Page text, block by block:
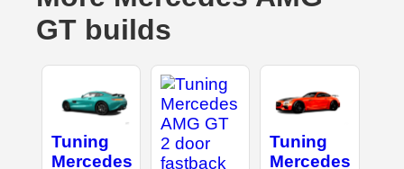
GT builds
Tuning
Mercedes
Tuning
Mercedes